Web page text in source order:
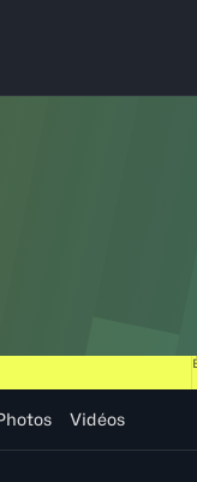
Vidéos